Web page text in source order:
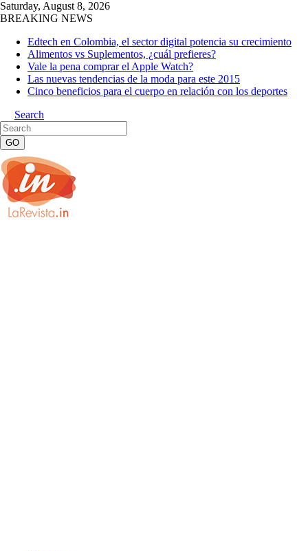
Saturday, August 8, 2026
BREAKING NEWS
Edtech en Colombia, el sector digital potencia su crecimiento
Alimentos vs Suplementos, ¿cuál prefieres?
Vale la pena comprar el Apple Watch?
Las nuevas tendencias de la moda para este 2015
Cinco beneficios para el cuerpo en relación con los deportes
Search